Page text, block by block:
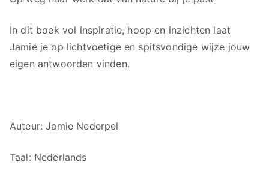
In dit boek vol inspiratie, hoop en inzichten laat
Jamie je op lichtvoetige en spitsvondige wijze jouw
eigen antwoorden vinden.
Auteur: Jamie Nederpel
Taal: Nederlands